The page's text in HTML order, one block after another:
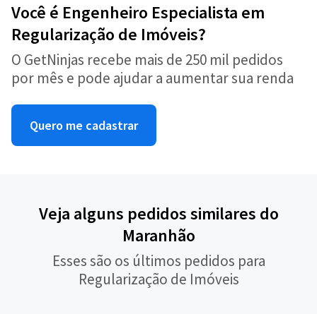
Você é Engenheiro Especialista em
Regularização de Imóveis?
O GetNinjas recebe mais de 250 mil pedidos
por mês e pode ajudar a aumentar sua renda
Quero me cadastrar
Veja alguns pedidos similares do
Maranhão
Esses são os últimos pedidos para
Regularização de Imóveis